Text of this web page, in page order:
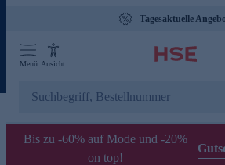
Tagesaktuelle
Menü Ansicht
Bis zu -60% auf Mode und -20%
on top!